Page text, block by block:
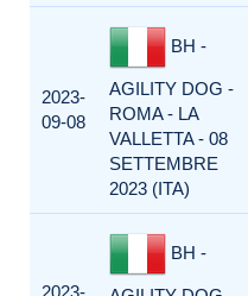
2023-
09-08
BH -
AGILITY DOG -
ROMA - LA
VALLETTA - 08
SETTEMBRE
2023 (ITA)
2023-
BH -